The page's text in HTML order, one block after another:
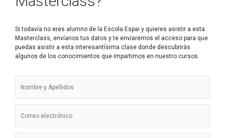
Si todavía no eres alumno de la Escola Espai y quieres asistir a esta
Masterclass, envíanos tus datos y te enviaremos el acceso para que
puedas asistir a esta interesantísima clase donde descubrirás
algunos de los conocimientos que impartimos en nuestro cursos.